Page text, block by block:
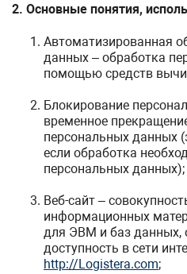
2. Основные понятия,
Автоматизированная
данных – обработка
помощью средств
Блокирование
временное
персональных данных
если обработка
персональных данных);
Веб-сайт –
информационных
для ЭВМ и баз данных,
доступность в сети
http://Logistera.com;